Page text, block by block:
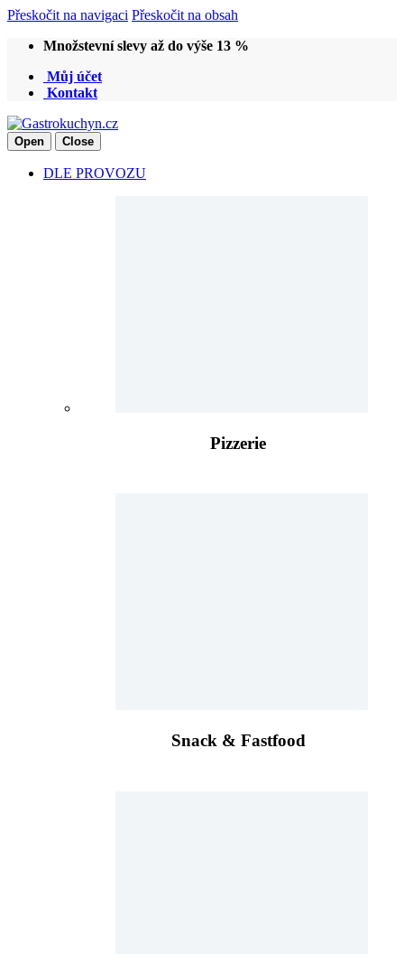
Přeskočit na navigaci Přeskočit na obsah
Množstevní slevy až do výše 13 %
Můj účet
Kontakt
Open Close
DLE PROVOZU
Pizzerie
Snack & Fastfood